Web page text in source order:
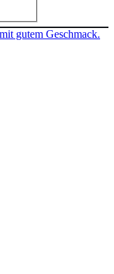
gutem Geschmack.